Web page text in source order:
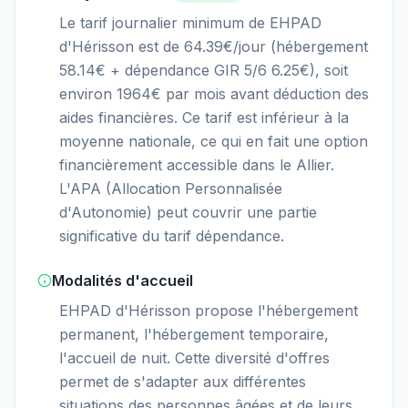
Le tarif journalier minimum de EHPAD
d'Hérisson est de 64.39€/jour (hébergement
58.14€ + dépendance GIR 5/6 6.25€), soit
environ 1964€ par mois avant déduction des
aides financières. Ce tarif est inférieur à la
moyenne nationale, ce qui en fait une option
financièrement accessible dans le Allier.
L'APA (Allocation Personnalisée
d'Autonomie) peut couvrir une partie
significative du tarif dépendance.
Modalités d'accueil
EHPAD d'Hérisson propose l'hébergement
permanent, l'hébergement temporaire,
l'accueil de nuit. Cette diversité d'offres
permet de s'adapter aux différentes